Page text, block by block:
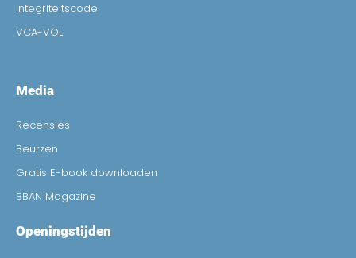
Integriteitscode
VCA-VOL
Media
Recensies
Beurzen
Gratis E-book downloaden
BBAN Magazine
Openingstijden